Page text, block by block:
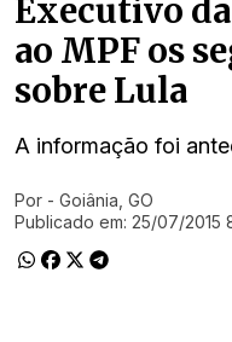
Executivo
ao MPF os
sobre Lula
A informação foi
Ir direto pra matéria
Por - Goiânia, GO
Publicado em: 25/07/2015